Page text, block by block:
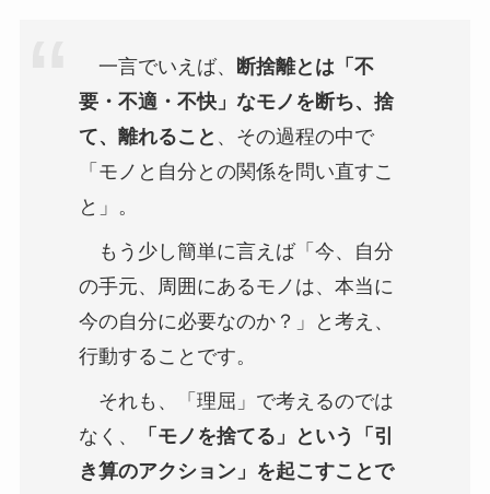
一言でいえば、
断捨離とは「不
要・不適・不快」なモノを断ち、捨
て、離れること 、その過程の中で
「モノと自分との関係を問い直すこ
と」。
もう少し簡単に言えば「今、自分
の手元、周囲にあるモノは、本当に
今の自分に必要なのか？」と考え、
行動することです。
それも、「理屈」で考えるのでは
なく、
「モノを捨てる」という「引
き算のアクション」を起こすことで